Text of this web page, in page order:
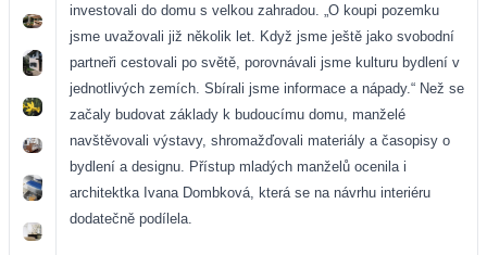
investovali do domu s velkou zahradou. „O koupi pozemku
jsme uvažovali již několik let. Když jsme ještě jako svobodní
partneři cestovali po světě, porovnávali jsme kulturu bydlení v
jednotlivých zemích. Sbírali jsme informace a nápady.“ Než se
začaly budovat základy k budoucímu domu, manželé
navštěvovali výstavy, shromažďovali materiály a časopisy o
bydlení a designu. Přístup mladých manželů ocenila i
architektka Ivana Dombková, která se na návrhu interiéru
dodatečně podílela.